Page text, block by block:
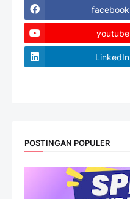
facebook
youtube
LinkedIn
POSTINGAN POPULER